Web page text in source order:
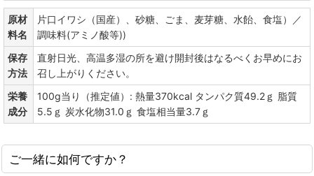
原材
料名
片口イワシ（国産）、砂糖、ごま、麦芽糖、水飴、食塩）／
調味料(アミノ酸等))
保存
方法
直射日光、高温多湿の所を避け開封後はなるべくお早めにお
召し上がりください。
栄養
成分
100g当り（推定値）: 熱量370kcal タンパク質49.2ｇ 脂質
5.5ｇ 炭水化物31.0ｇ 食塩相当量3.7ｇ
ご一緒に如何ですか？